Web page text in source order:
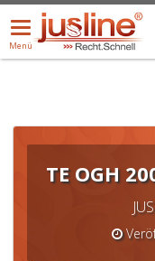
Menü
öffnen/schließen
Menü
ALLE
TE OGH